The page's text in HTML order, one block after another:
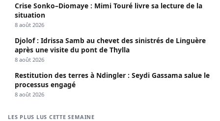
Crise Sonko–Diomaye : Mimi Touré livre sa lecture de la
situation
8 août 2026
Djolof : Idrissa Samb au chevet des sinistrés de Linguère
après une visite du pont de Thylla
8 août 2026
Restitution des terres à Ndingler : Seydi Gassama salue le
processus engagé
8 août 2026
LES PLUS LUS CETTE SEMAINE